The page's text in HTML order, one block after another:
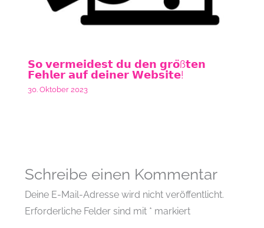
𝗦𝗼 𝘃𝗲𝗿𝗺𝗲𝗶𝗱𝗲𝘀𝘁 𝗱𝘂 𝗱𝗲𝗻 𝗴𝗿𝗼̈ß𝘁𝗲𝗻
𝗙𝗲𝗵𝗹𝗲𝗿 𝗮𝘂𝗳 𝗱𝗲𝗶𝗻𝗲𝗿 𝗪𝗲𝗯𝘀𝗶𝘁𝗲!
30. Oktober 2023
Schreibe einen Kommentar
Deine E-Mail-Adresse wird nicht veröffentlicht.
Erforderliche Felder sind mit * markiert